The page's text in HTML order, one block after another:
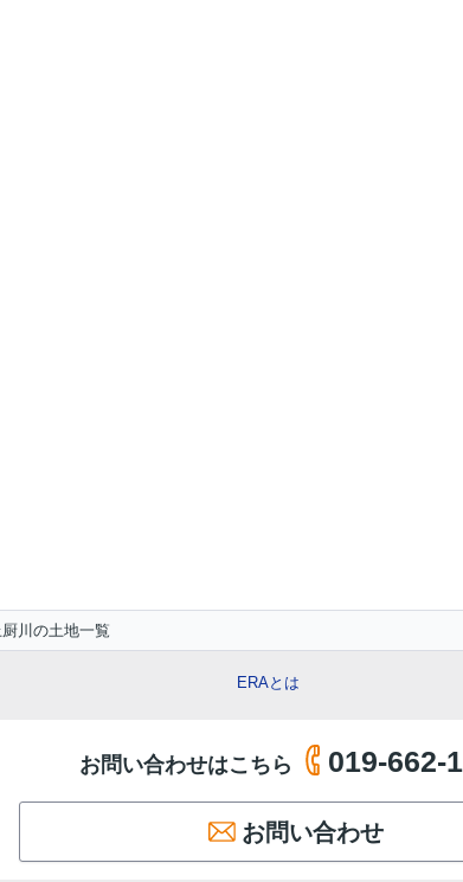
川の土地一覧
ERAとは
お問い合わせはこちら 019-662-
お問い合わせ